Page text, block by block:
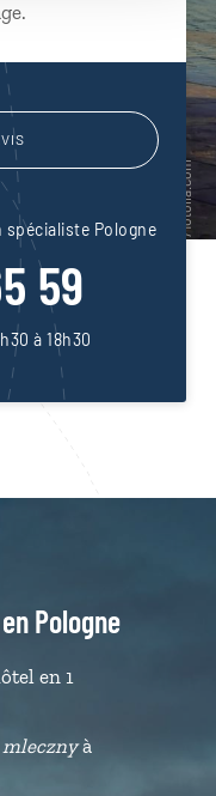
spécialiste Pologne
59
à 18h30
Pologne
en 1
mlecznyà